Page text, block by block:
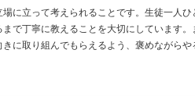
に立って考えられることです。生徒一人ひ
で丁寧に教えることを大切にしています。
に取り組んでもらえるよう、褒めながらや